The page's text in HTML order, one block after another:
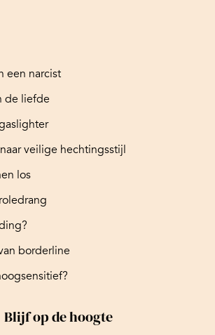
een narcist
de liefde
veilige hechtingsstijl
los
borderline
Blijf op de hoogte